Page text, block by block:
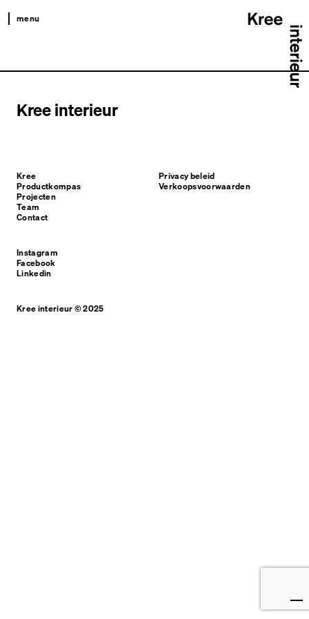
menu
productkompas
Kree interieur
Kree
Productkompas
Projecten
Team
Contact
Privacy beleid
Verkoopsvoorwaarden
Instagram
Facebook
Linkedin
Kree interieur © 2025